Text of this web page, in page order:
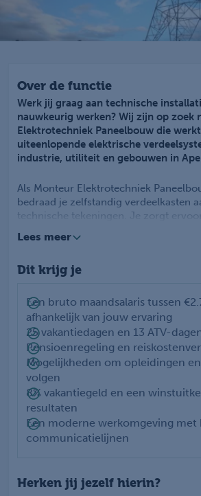
Over de functie
Werk jij graag aan technische
nauwkeurig werken? Wij zijn op zoek
Elektrotechniek Paneelbouw die
uiteenlopende elektrische
industrie, utiliteit en gebouwen in
Als Monteur Elektrotechniek
bedraad je zelfstandig verdeelkasten
technische tekeningen. Je zorgt
controle door de testmonteur voer je
maatwerkprojecten en draagt bij aan
Apeldoorn krijg je veel
verschillende technische projecten.
Lees meer
Dit krijg je
Een bruto maandsalaris tussen
afhankelijk van jouw ervaring
25 vakantiedagen en 13 ATV-
Pensioenregeling en
Mogelijkheden om opleidingen
volgen
8% vakantiegeld en een
resultaten
Een moderne werkomgeving met
communicatielijnen
Herken jij jezelf hierin?